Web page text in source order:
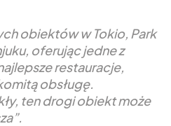
obiektów w Tokio, Park
oferując jedne z
restauracje,
obsługę.
ten drogi obiekt może